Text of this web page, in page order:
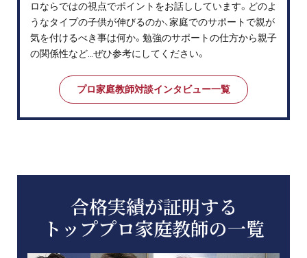
ロならではの視点でポイントをお話ししています。どのよ
うなタイプの子供が伸びるのか、家庭でのサポートで親が
気を付けるべき事は何か。勉強のサポートの仕方から親子
の関係性など…ぜひ参考にしてください。
プロ家庭教師対談インタビュー一覧
合格実績が証明する
トッププロ家庭教師の一覧